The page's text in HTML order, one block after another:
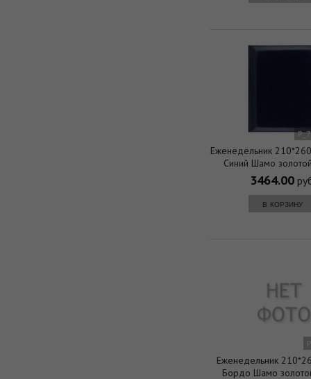
Еженедельник
Синий Шамо
3464.00
в корзину
Еженедельник
Бордо Шамо